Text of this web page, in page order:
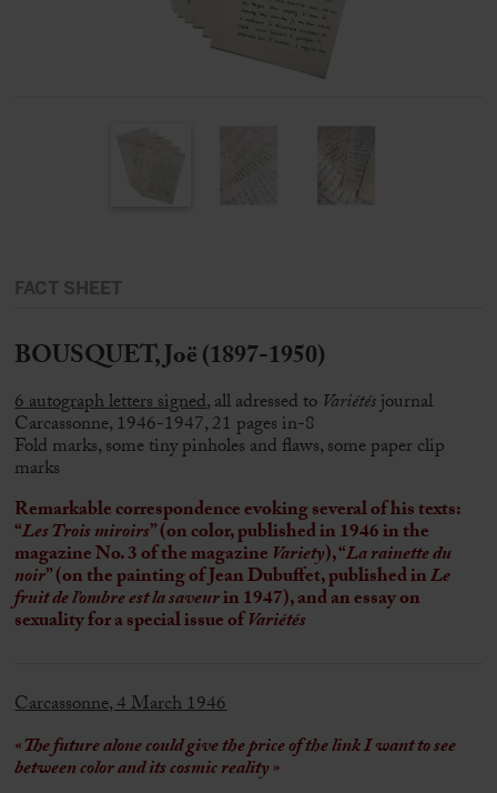
FACT SHEET
BOUSQUET, Joë (1897-1950)
6 autograph letters signed, all adressed to Variétésjournal
Carcassonne, 1946-1947, 21 pages in-8
Fold marks, some tiny pinholes and flaws, some paper clip
marks
Remarkable correspondence evoking several of his texts:
“Les Trois miroirs” (on color, published in 1946 in the
magazine No. 3 of the magazine Variety), “La rainette du
noir” (on the painting of Jean Dubuffet, published inLe
fruit de l’ombre est la saveurin 1947), and an essay on
sexuality for a special issue ofVariétés
Carcassonne, 4 March 1946
« The future alone could give the price of the link I want to see
between color and its cosmic reality »